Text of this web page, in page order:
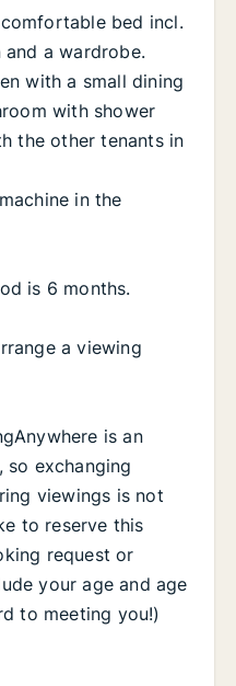
bed incl.
a wardrobe.
with a small dining
with shower
the other tenants in
in the
is 6 months.
a viewing
is an
exchanging
viewings is not
to reserve this
request or
your age and age
to meeting you!)